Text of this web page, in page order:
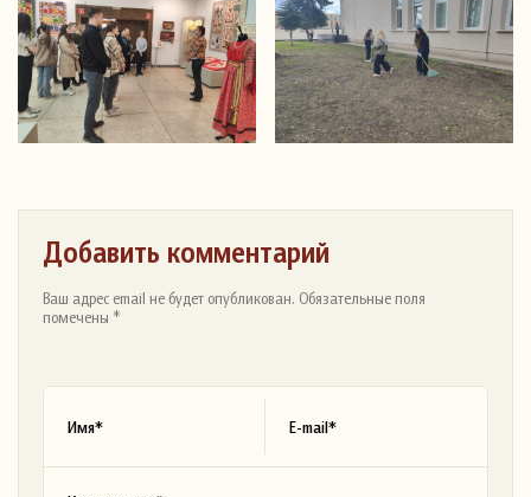
Добавить комментарий
Ваш адрес email не будет опубликован. Обязательные поля
помечены *